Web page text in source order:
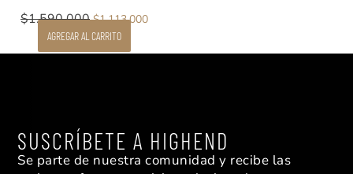
$1.590.000 $1.113.000
AGREGAR AL CARRITO
SUSCRÍBETE A HIGHEND
Se parte de nuestra comunidad y recibe las